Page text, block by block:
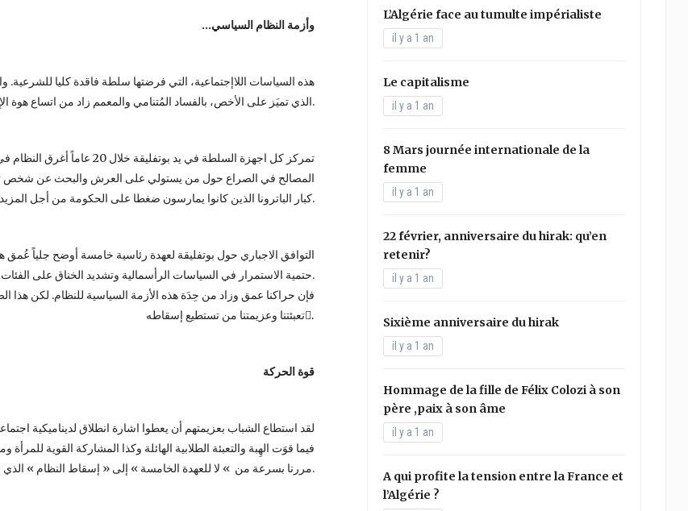
…وأزمة النظام السياسي
هذه السياسات اللاإجتماعية، التي فرضتها سلطة فاقدة كليا للشرعية.
الذي تميَز على الأخص، بالفساد المُتنامي والمعمم زاد من اتساع هوة الإنفصال بين النظام والمُجتمع.
تمركز كل اجهزة السلطة في
المصالح في الصراع حول من يستولي على العرش والبحث عن شخص
كبار الباترونا الذين كانوا يمارسون ضغطا على الحكومة من أجل المزيد من التقشف يتباهون بثروتهم ويتجاهلون بكل حصانة الفضائح التى تورطوا فيها.
التوافق الاجباري حول بوتفليقة لعهدة رئاسية خامسة أوضح جلياً عُمق
حتمية الاستمرار في السياسات الرأسمالية وتشديد الخناق على الفئات الشعبية.
فإن حراكنا عمق وزاد من حِدَة هذه الأزمة السياسية للنظام. لكن هذا
تعبئتنا وعزيمتنا من تستطيع إسقاطه.ُ
قوة الحركة
لقد استطاع الشباب بعزيمتهم أن يعطوا اشارة انطلاق لديناميكية
فيما قوَت الهِبة والتعبئة الطلابية الهائلة وكذا المشاركة القوية
مررنا بسرعة من » لا للعهدة الخامسة » إلى « إسقاط النظام » الذي لا يمنح أي مستقبل للمجتمع بل يغرقهُ في الفقر واليأس.
L’Algérie face au tumulte impérialiste
il y a 1 an
Le capitalisme
il y a 1 an
8 Mars journée internationale de la
femme
il y a 1 an
22 février, anniversaire du hirak: qu’en
retenir?
il y a 1 an
Sixième anniversaire du hirak
il y a 1 an
Hommage de la fille de Félix Colozi à son
père ,paix à son âme
il y a 1 an
A qui profite la tension entre la France et
l’Algérie ?